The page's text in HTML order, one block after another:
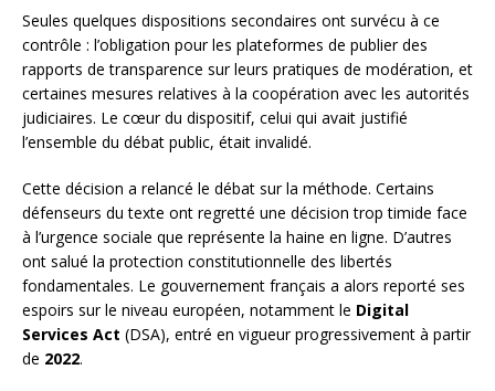
Seules quelques dispositions secondaires ont survécu à ce
contrôle : l’obligation pour les plateformes de publier des
rapports de transparence sur leurs pratiques de modération, et
certaines mesures relatives à la coopération avec les autorités
judiciaires. Le cœur du dispositif, celui qui avait justifié
l’ensemble du débat public, était invalidé.
Cette décision a relancé le débat sur la méthode. Certains
défenseurs du texte ont regretté une décision trop timide face
à l’urgence sociale que représente la haine en ligne. D’autres
ont salué la protection constitutionnelle des libertés
fondamentales. Le gouvernement français a alors reporté ses
espoirs sur le niveau européen, notamment le Digital
Services Act (DSA), entré en vigueur progressivement à partir
de 2022.